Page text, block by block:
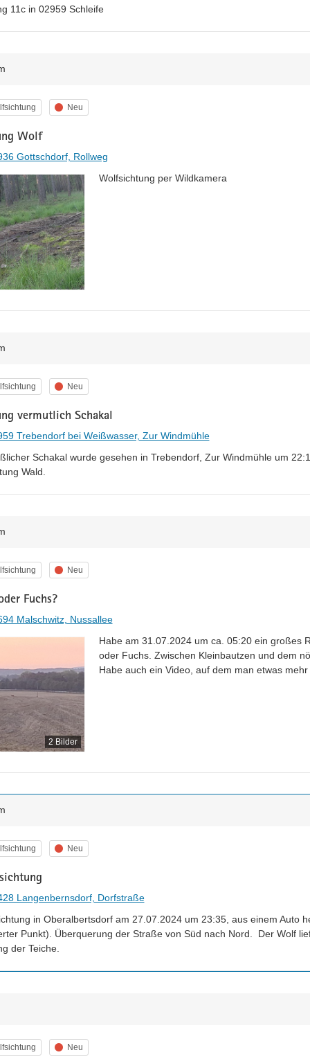
11c in 02959 Schleife
Status
Neu
Wolf
Gottschdorf, Rollweg
Wolfsichtung per Wildkamera
Status
Neu
vermutlich Schakal
Trebendorf bei Weißwasser, Zur Windmühle
Schakal wurde gesehen in Trebendorf, Zur Windmühle um
Wald.
Status
Neu
Fuchs?
Malschwitz, Nussallee
2 Bilder
Habe am 31.07.2024 um ca. 05:20 ein großes
oder Fuchs. Zwischen Kleinbautzen und dem
Habe auch ein Video, auf dem man etwas
Status
Neu
Langenbernsdorf, Dorfstraße
in Oberalbertsdorf am 27.07.2024 um 23:35, aus einem Auto
Punkt). Überquerung der Straße von Süd nach Nord.  Der Wolf
der Teiche.
Status
Neu